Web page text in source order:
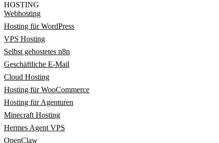
HOSTING
Webhosting
Hosting für WordPress
VPS Hosting
Selbst gehostetes n8n
Geschäftliche E-Mail
Cloud Hosting
Hosting für WooCommerce
Hosting für Agenturen
Minecraft Hosting
Hermes Agent VPS
OpenClaw